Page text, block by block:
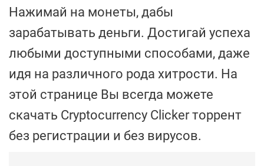
Нажимай на монеты, дабы
зарабатывать деньги. Достигай успеха
любыми доступными способами, даже
идя на различного рода хитрости. На
этой странице Вы всегда можете
скачать Cryptocurrency Clicker торрент
без регистрации и без вирусов.